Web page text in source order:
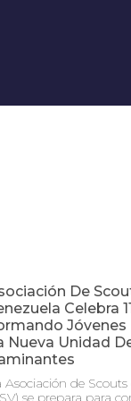
De
Celebra
Jóvenes
Nueva Unidad
Asociación de Scouts
se prepara para